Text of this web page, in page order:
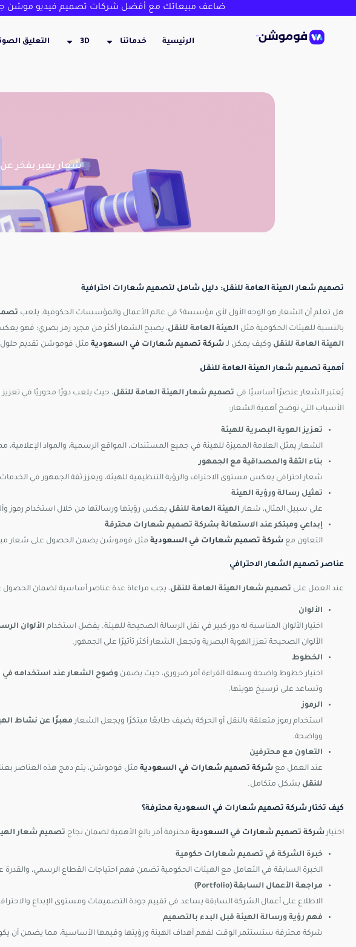
ضاعف مبيعاتك مع أفضل شركات تصميم فيديو موشن
الرئيسية خدماتنا 3D التعليق
شعار يعبر بفخر عن
تصميم شعار الهيئة العامة للنقل: دليل شامل لتصميم شعارات احترافية
هل تعلم أن الشعار هو الوجه الأول لأي مؤسسة؟ في عالم الأعمال والمؤسسات الحكومية، يلعب
بالنسبة للهيئات الحكومية مثل الهيئة العامة للنقل، يصبح الشعار أكثر من مجرد رمز بصري؛ فهو يعكس
الهيئة العامة للنقل وكيف يمكن لـ شركة تصميم شعارات في السعودية مثل فوموشن تقديم حلول
أهمية تصميم شعار الهيئة العامة للنقل
يُعتبر الشعار عنصرًا أساسيًا في تصميم شعار الهيئة العامة للنقل، حيث يلعب دورًا محوريًا في تعزيز
الأسباب التي توضح أهمية الشعار:
تعزيز الهوية البصرية للهيئة
الشعار يمثل العلامة المميزة للهيئة في جميع المستندات، المواقع الرسمية، والمواد
بناء الثقة والمصداقية مع الجمهور
شعار احترافي يعكس مستوى الاحتراف والرؤية التنظيمية للهيئة، ويعزز ثقة الجمهور في الخدمات
تمثيل رسالة ورؤية الهيئة
على سبيل المثال، شعار الهيئة العامة للنقل يعكس رؤيتها ورسالتها من خلال استخدام رموز
إبداعي ومبتكر عند الاستعانة بشركة تصميم شعارات محترفة
التعاون مع شركة تصميم شعارات في السعودية مثل فوموشن يضمن الحصول على شعار مبتكر
عناصر تصميم الشعار الاحترافي
عند العمل على تصميم شعار الهيئة العامة للنقل، يجب مراعاة عدة عناصر أساسية لضمان الحصول
الألوان
اختيار الألوان المناسبة له دور كبير في نقل الرسالة الصحيحة للهيئة. يفضل استخدام الألوان
الألوان الصحيحة تعزز الهوية البصرية وتجعل الشعار أكثر تأثيرًا على الجمهور.
الخطوط
اختيار خطوط واضحة وسهلة القراءة أمر ضروري، حيث يضمن وضوح الشعار عند استخدامه في
وتساعد على ترسيخ هويتها.
الرموز
استخدام رموز متعلقة بالنقل أو الحركة يضيف طابعًا مبتكرًا ويجعل الشعارمعبرًا عن نشاط
وواضحة.
التعاون مع محترفين
عند العمل مع شركة تصميم شعارات في السعودية مثل فوموشن، يتم دمج هذه العناصر
للنقل بشكل متكامل.
كيف تختار شركة تصميم شعارات في السعودية محترفة؟
اختيارشركة تصميم شعارات في السعودية محترفة أمر بالغ الأهمية لضمان نجاح تصميم شعار
خبرة الشركة في تصميم شعارات حكومية
الخبرة السابقة في التعامل مع الهيئات الحكومية تضمن فهم احتياجات القطاع الرسمي،
مراجعة الأعمال السابقة (Portfolio)
الاطلاع على أعمال الشركة السابقة يساعد في تقييم جودة التصميمات ومستوى الإبداع
فهم رؤية ورسالة الهيئة قبل البدء بالتصميم
شركة محترفة ستستثمر الوقت لفهم أهداف الهيئة ورؤيتها وقيمها الأساسية، مما يضمن أن